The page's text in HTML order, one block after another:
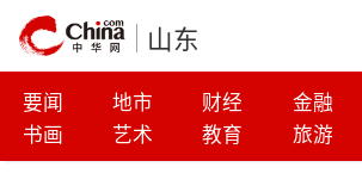
山东
要闻 地市 财经 金融
书画
艺术 教育 旅游